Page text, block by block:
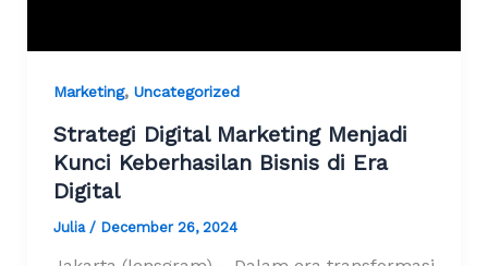
Marketing, Uncategorized
Strategi Digital Marketing Menjadi
Kunci Keberhasilan Bisnis di Era
Digital
Julia / December 26, 2024